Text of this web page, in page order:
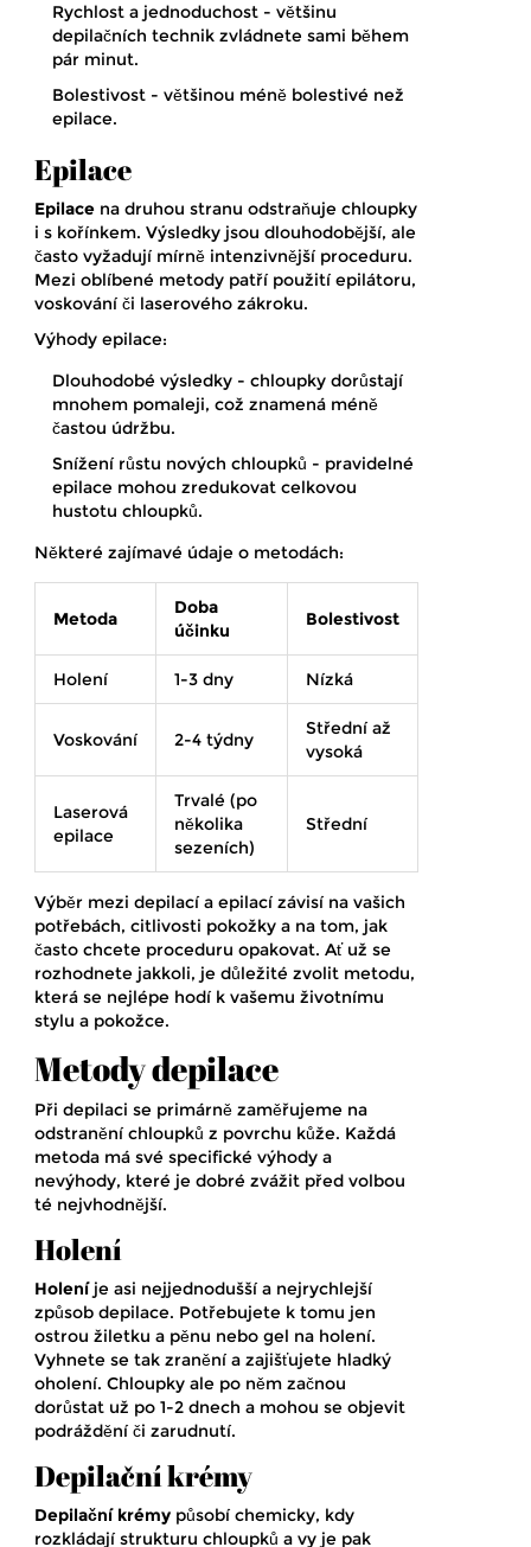
Rychlost a jednoduchost - většinu
depilačních technik zvládnete sami během
pár minut.
Bolestivost - většinou méně bolestivé než
epilace.
Epilace
Epilace na druhou stranu odstraňuje chloupky
i s kořínkem. Výsledky jsou dlouhodobější, ale
často vyžadují mírně intenzivnější proceduru.
Mezi oblíbené metody patří použití epilátoru,
voskování či laserového zákroku.
Výhody epilace:
Dlouhodobé výsledky - chloupky dorůstají
mnohem pomaleji, což znamená méně
častou údržbu.
Snížení růstu nových chloupků - pravidelné
epilace mohou zredukovat celkovou
hustotu chloupků.
Některé zajímavé údaje o metodách:
Metoda
Doba
účinku
Bolestivost
Holení 1-3 dny Nízká
Voskování 2-4 týdny
Střední až
vysoká
Laserová
epilace
Trvalé (po
několika
sezeních)
Střední
Výběr mezi depilací a epilací závisí na vašich
potřebách, citlivosti pokožky a na tom, jak
často chcete proceduru opakovat. Ať už se
rozhodnete jakkoli, je důležité zvolit metodu,
která se nejlépe hodí k vašemu životnímu
stylu a pokožce.
Metody depilace
Při depilaci se primárně zaměřujeme na
odstranění chloupků z povrchu kůže. Každá
metoda má své specifické výhody a
nevýhody, které je dobré zvážit před volbou
té nejvhodnější.
Holení
Holeníje asi nejjednodušší a nejrychlejší
způsob depilace. Potřebujete k tomu jen
ostrou žiletku a pěnu nebo gel na holení.
Vyhnete se tak zranění a zajišťujete hladký
oholení. Chloupky ale po něm začnou
dorůstat už po 1-2 dnech a mohou se objevit
podráždění či zarudnutí.
Depilační krémy
Depilační krémy působí chemicky, kdy
rozkládají strukturu chloupků a vy je pak